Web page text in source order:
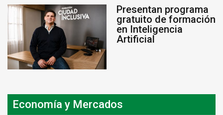
Presentan programa
gratuito de formación
en Inteligencia
Artificial
Economía y Mercados